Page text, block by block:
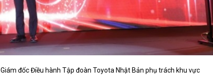
đốc Điều hành Tập đoàn Toyota Nhật Bản phụ trách khu vực